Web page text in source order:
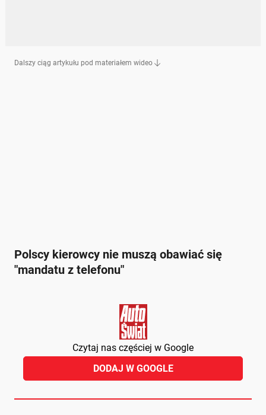
Dalszy ciąg artykułu pod materiałem wideo
Polscy kierowcy nie muszą obawiać się
"mandatu z telefonu"
Czytaj nas częściej w Google
DODAJ W GOOGLE